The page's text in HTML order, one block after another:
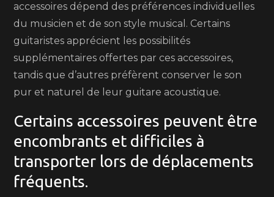
accessoires dépend des préférences individuelles
du musicien et de son style musical. Certains
guitaristes apprécient les possibilités
supplémentaires offertes par ces accessoires,
tandis que d’autres préfèrent conserver le son
pur et naturel de leur guitare acoustique.
Certains accessoires peuvent être
encombrants et difficiles à
transporter lors de déplacements
fréquents.